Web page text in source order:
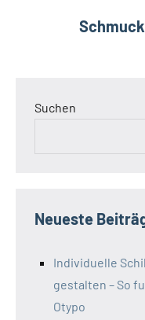
Suchen
Neueste
Individuelle
gestalten – So
Otypo